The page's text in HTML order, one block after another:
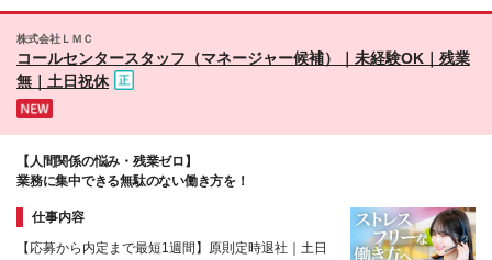
取りを見るのが好きな方 お客様からの問い合わせの
にはお客様の間取り情報から、不具合やトラブル内容
ージもつきやすい点はメリットです。
株式会社ＬＭＣ
コールセンタースタッフ（マネージャー候補）｜未経験OK｜残業
無｜土日祝休
【人間関係の悩み・残業ゼロ】
業務に集中できる無駄のない働き方を！
仕事内容
【応募から内定まで最短1週間】原則定時退社｜土日